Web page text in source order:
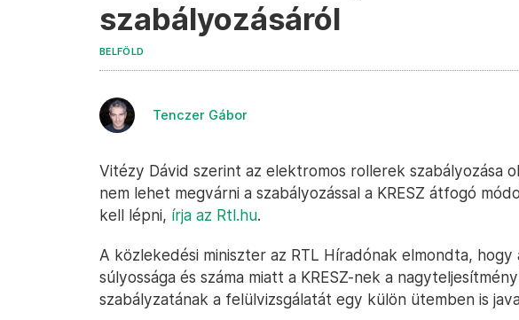
szabályozásáról
BELFÖLD
Tenczer Gábor
Vitézy Dávid szerint az elektromos rollerek szabályozása
nem lehet megvárni a szabályozással a KRESZ átfogó
kell lépni, írja az Rtl.hu.
A közlekedési miniszter az RTL Híradónak elmondta,
súlyossága és száma miatt a KRESZ-nek a
szabályzatának a felülvizsgálatát egy külön ütemben is